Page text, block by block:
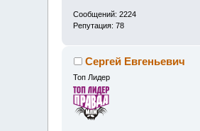
Сообщений: 2224
Репутация: 78
Сергей Евгеньевич
Топ Лидер